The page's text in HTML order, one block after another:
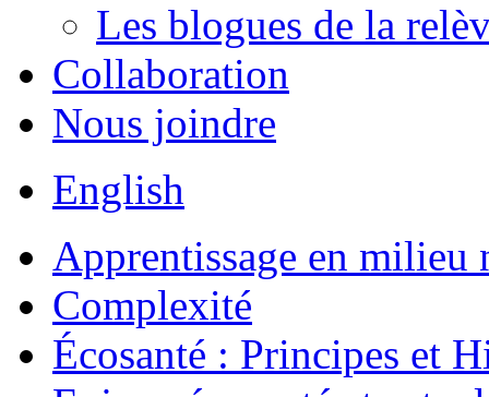
Les blogues de la
Collaboration
Nous joindre
English
Apprentissage en milieu
Complexité
Écosanté : Principes et